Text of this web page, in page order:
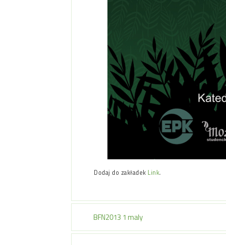
Dodaj do zakładek Link.
BFN2013 1 maly